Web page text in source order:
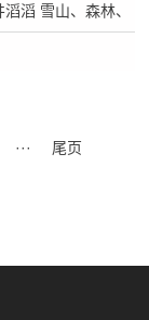
滔 雪山、森林、
蜀中之蜀、蜀门重
··· 尾页